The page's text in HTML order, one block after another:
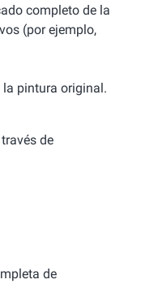
completo de la
(por ejemplo,
la pintura original.
de
de